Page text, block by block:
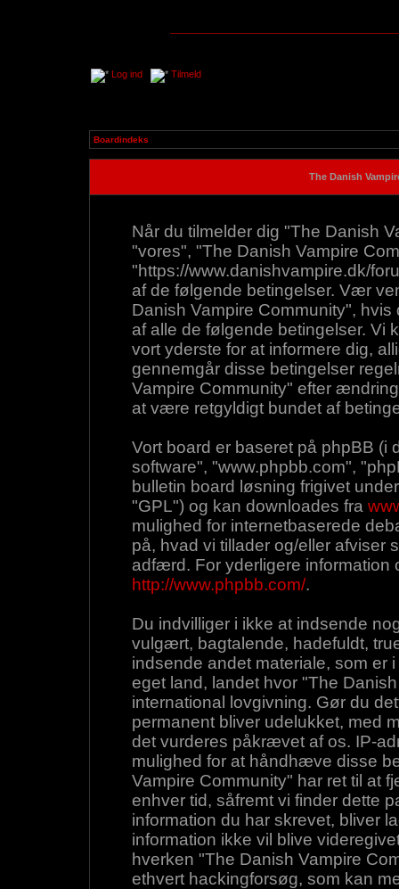
Log ind Tilmeld
Boardindeks
The Danish
Når du tilmelder dig "The Danish
"vores", "The Danish Vampire
"https://www.danishvampire.dk/
af de følgende betingelser. Vær
Danish Vampire Community",
af alle de følgende betingelser. Vi
vort yderste for at informere dig,
gennemgår disse betingelser
Vampire Community" efter
at være retgyldigt bundet af
Vort board er baseret på phpBB (i
software", "www.phpbb.com",
bulletin board løsning frigivet
"GPL") og kan downloades fra
mulighed for internetbaserede
på, hvad vi tillader og/eller afviser
adfærd. For yderligere information
http://www.phpbb.com/.
Du indvilliger i ikke at indsende
vulgært, bagtalende, hadefuldt,
indsende andet materiale, som er
eget land, landet hvor "The
international lovgivning. Gør du
permanent bliver udelukket, med
det vurderes påkrævet af os. IP-
mulighed for at håndhæve disse
Vampire Community" har ret til at
enhver tid, såfremt vi finder dette
information du har skrevet, bliver
information ikke vil blive
hverken "The Danish Vampire
ethvert hackingforsøg, som kan